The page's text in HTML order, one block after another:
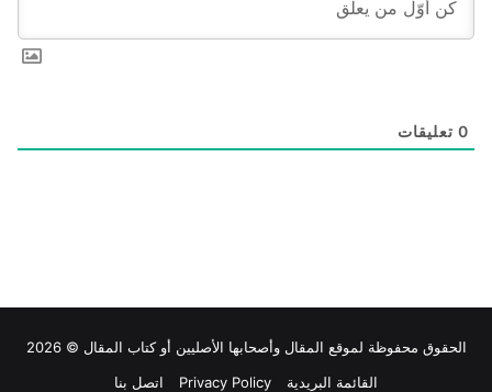
0 تعليقات
الحقوق محفوظة لموقع المقال وأصحابها الأصليين أو كتاب المقال © 2026
القائمة البريدية
Privacy Policy اتصل بنا